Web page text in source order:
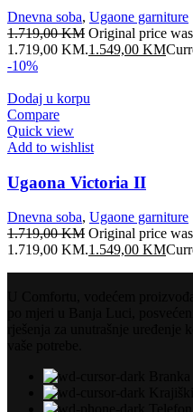
Dnevna soba, Ugaone garniture
1.719,00KM Original price
1.719,00 KM.1.549,00 KM
-10%
Dodaj u korpu
Compare
Quick view
Add to wishlist
Ugaona Victoria II
Dnevna soba, Ugaone garniture
1.719,00KM Original price
1.719,00 KM.1.549,00 KM